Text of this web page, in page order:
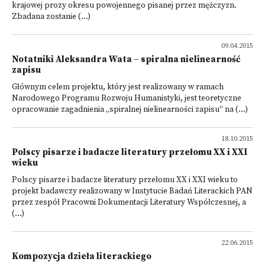
krajowej prozy okresu powojennego pisanej przez mężczyzn.
Zbadana zostanie (...)
09.04.2015
Notatniki Aleksandra Wata – spiralna nielinearność
zapisu
Głównym celem projektu, który jest realizowany w ramach
Narodowego Programu Rozwoju Humanistyki, jest teoretyczne
opracowanie zagadnienia „spiralnej nielinearności zapisu” na (...)
18.10.2015
Polscy pisarze i badacze literatury przełomu XX i XXI
wieku
Polscy pisarze i badacze literatury przełomu XX i XXI wieku to
projekt badawczy realizowany w Instytucie Badań Literackich PAN
przez zespół Pracowni Dokumentacji Literatury Współczesnej, a
(...)
22.06.2015
Kompozycja dzieła literackiego